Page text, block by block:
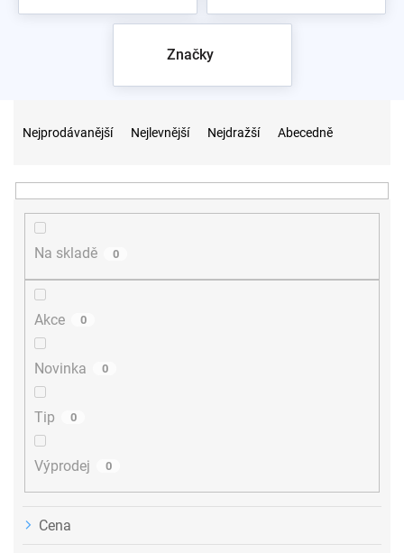
Značky
n
Nejprodávanější Nejlevnější Nejdražší Abecedně
Na skladě 0
Akce 0
Novinka 0
Tip 0
Výprodej 0
Cena